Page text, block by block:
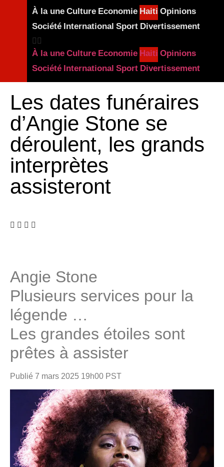
À la une Culture Economie Haiti Opinions
Société International Sport Divertissement
À la une Culture Economie Haiti Opinions
Société International Sport Divertissement
Les dates funéraires
d’Angie Stone se
déroulent, les grands
interprètes
assisteront
Angie Stone
Plusieurs services pour la
légende …
Les grandes étoiles sont
prêtes à assister
Publié 7 mars 2025 19h00 PST